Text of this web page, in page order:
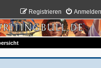
Registrieren